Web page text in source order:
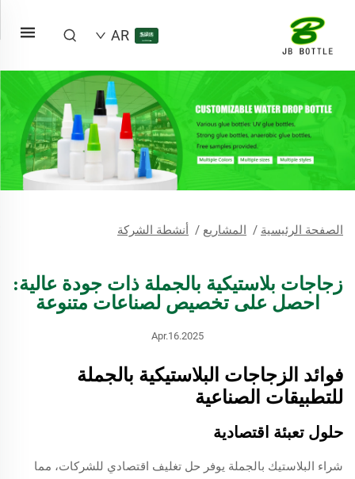
AR
الصفحة الرئيسية / المشاريع / أنشطة الشركة
زجاجات بلاستيكية بالجملة ذات جودة عالية:
احصل على تخصيص لصناعات متنوعة
Apr.16.2025
فوائد الزجاجات البلاستيكية بالجملة
للتطبيقات الصناعية
حلول تعبئة اقتصادية
شراء البلاستيك بالجملة يوفر حل تغليف اقتصادي للشركات، مما